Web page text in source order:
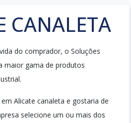
CANALETA
do comprador, o Soluções
maior gama de produtos
Alicate canaleta e gostaria de
selecione um ou mais dos